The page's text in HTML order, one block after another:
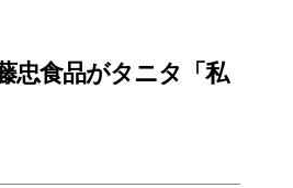
忠食品がタニタ「私